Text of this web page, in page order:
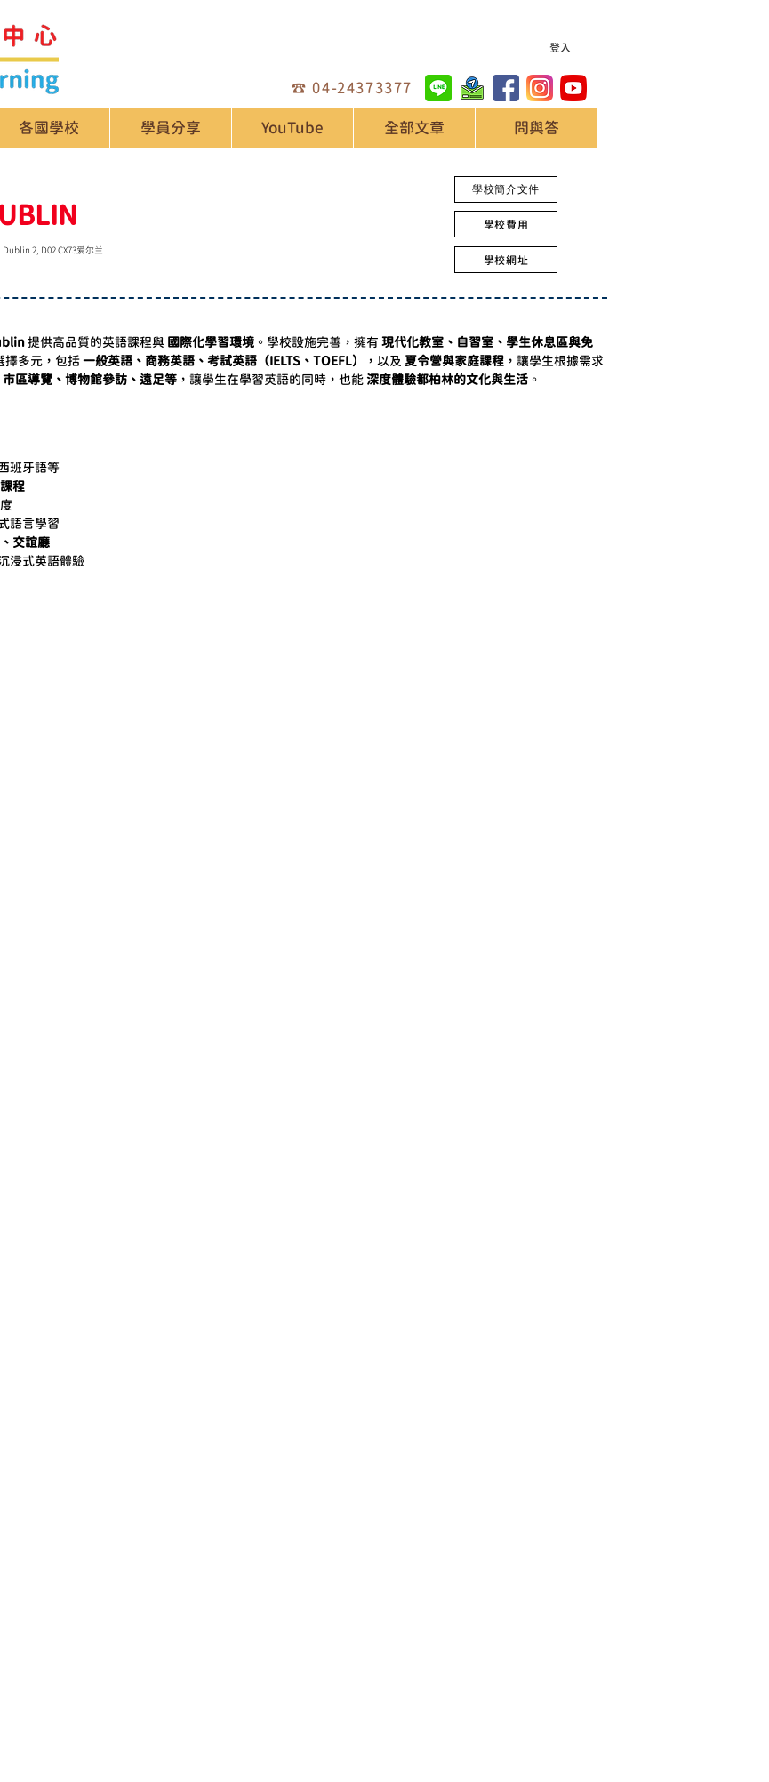
登入
☎️04-24373377
各國學校 學員分享 YouTube 全部文章 問與答
Dublin 2, D02 CX73爱尔兰
學校簡介文件
學校費用
學校網址
提供高品質的英語課程與 國際化學習環境 。學校設施完善，擁有 現代化教室、自習室、學生休息區與免
擇多元，包括 一般英語、商務英語、考試英語（IELTS、TOEFL） ，以及 夏令營與家庭課程 ，讓學生根據需求
市區導覽、博物館參訪、遠足等 ，讓學生在學習英語的同時，也能 深度體驗都柏林的文化與生活 。
班牙語等
程
語言學習
交誼廳
浸式英語體驗